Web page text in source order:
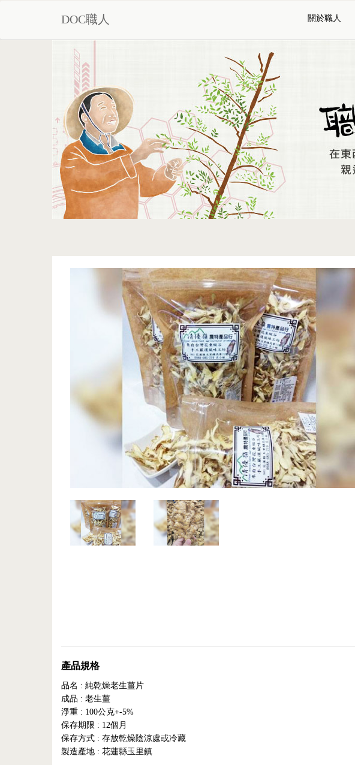
DOC職人 關於職人
產品規格
品名 : 純乾燥老生薑片
成品 : 老生薑
淨重 : 100公克+-5%
保存期限 : 12個月
保存方式 : 存放乾燥陰涼處或冷藏
製造產地 : 花蓮縣玉里鎮